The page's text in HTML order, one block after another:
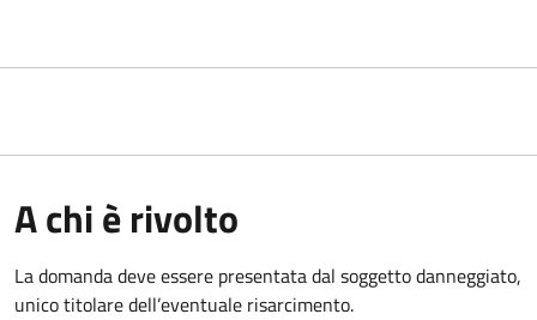
A chi è rivolto
La domanda deve essere presentata dal soggetto danneggiato,
unico titolare dell’eventuale risarcimento.